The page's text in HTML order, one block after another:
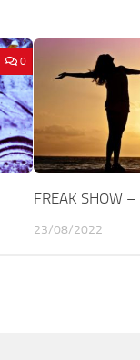
0
FREAK SHOW
23/08/2022